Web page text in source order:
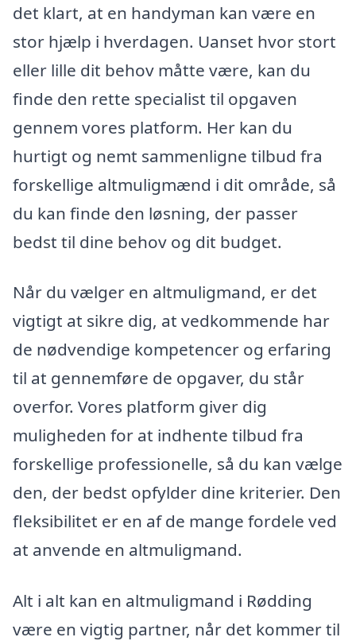
det klart, at en handyman kan være en
stor hjælp i hverdagen. Uanset hvor stort
eller lille dit behov måtte være, kan du
finde den rette specialist til opgaven
gennem vores platform. Her kan du
hurtigt og nemt sammenligne tilbud fra
forskellige altmuligmænd i dit område, så
du kan finde den løsning, der passer
bedst til dine behov og dit budget.
Når du vælger en altmuligmand, er det
vigtigt at sikre dig, at vedkommende har
de nødvendige kompetencer og erfaring
til at gennemføre de opgaver, du står
overfor. Vores platform giver dig
muligheden for at indhente tilbud fra
forskellige professionelle, så du kan vælge
den, der bedst opfylder dine kriterier. Den
fleksibilitet er en af de mange fordele ved
at anvende en altmuligmand.
Alt i alt kan en altmuligmand i Rødding
være en vigtig partner, når det kommer til